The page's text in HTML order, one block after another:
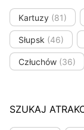
Kartuzy (81)
Słupsk (46)
Człuchów (36)
SZUKAJ